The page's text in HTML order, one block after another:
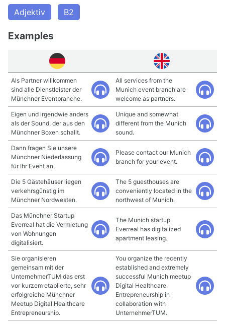
Adjektiv B2
Examples
Als Partner willkommen
sind alle Dienstleister der
Münchner Eventbranche.
All services from the
Munich event branch are
welcome as partners.
Eigen und irgendwie anders
als der Sound, der aus den
Münchner Boxen schallt.
Unique and somewhat
different from the Munich
sound.
Dann fragen Sie unsere
Münchner Niederlassung
für Ihr Event an.
Please contact our Munich
branch for your event.
Die 5 Gästehäuser liegen
verkehrsgünstig im
Münchner Nordwesten.
The 5 guesthouses are
conveniently located in the
northwest of Munich.
Das Münchner Startup
Everreal hat die Vermietung
von Wohnungen
digitalisiert.
The Munich startup
Everreal has digitalized
apartment leasing.
Sie organisieren
gemeinsam mit der
UnternehmerTUM das erst
vor kurzem etablierte, sehr
erfolgreiche Münchner
Meetup Digital Healthcare
Entrepreneurship.
You organize the recently
established and extremely
successful Munich meetup
Digital Healthcare
Entrepreneurship in
collaboration with
UnternehmerTUM.